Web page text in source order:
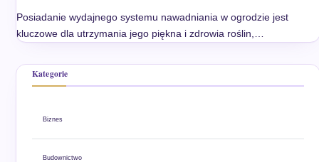
Posiadanie wydajnego systemu nawadniania w ogrodzie jest
kluczowe dla utrzymania jego piękna i zdrowia roślin,…
Kategorie
Biznes
Budownictwo